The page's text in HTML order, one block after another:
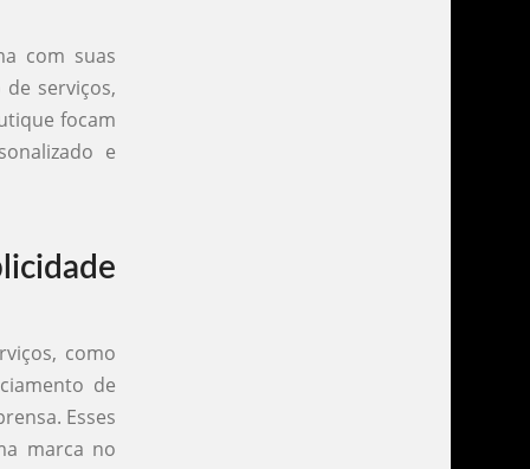
com suas
serviços,
focam
e
como
de
Esses
marca no